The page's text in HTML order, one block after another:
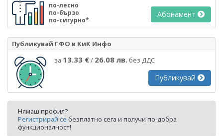
по-лесно
по-бързо
по-сигурно*
Абонамент
Публикувай ГФО в КиК Инфо
за 13.33 €/ 26.08 лв. без ДДС
Публикувай
Нямаш профил?
Регистрирай се безплатно сега и получи по-добра
функционалност!